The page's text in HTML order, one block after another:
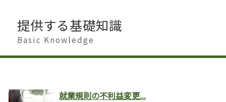
提供する基礎知識
Basic Knowledge
就業規則の不利益変更...